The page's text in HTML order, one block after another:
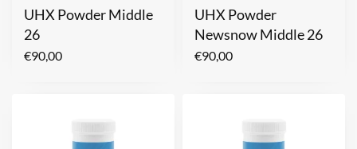
UHX Powder Middle
26
€90,00
UHX Powder
Newsnow Middle 26
€90,00